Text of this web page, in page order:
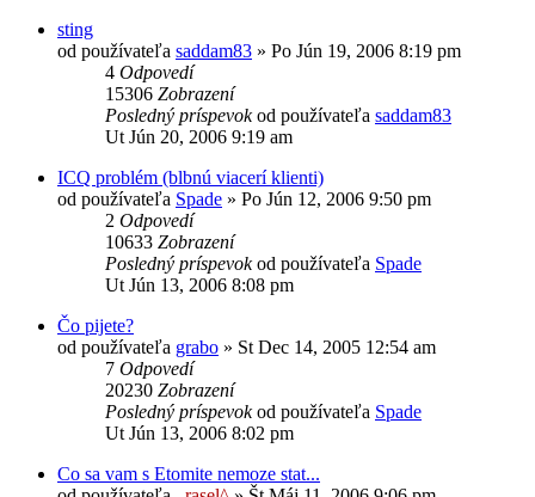
sting
od používateľa saddam83 » Po Jún 19, 2006 8:19 pm
4 Odpovedí
15306 Zobrazení
Posledný príspevokod používateľa saddam83
Ut Jún 20, 2006 9:19 am
ICQ problém (blbnú viacerí klienti)
od používateľa Spade » Po Jún 12, 2006 9:50 pm
2 Odpovedí
10633 Zobrazení
Posledný príspevokod používateľa Spade
Ut Jún 13, 2006 8:08 pm
Čo pijete?
od používateľa grabo » St Dec 14, 2005 12:54 am
7 Odpovedí
20230 Zobrazení
Posledný príspevokod používateľa Spade
Ut Jún 13, 2006 8:02 pm
Co sa vam s Etomite nemoze stat...